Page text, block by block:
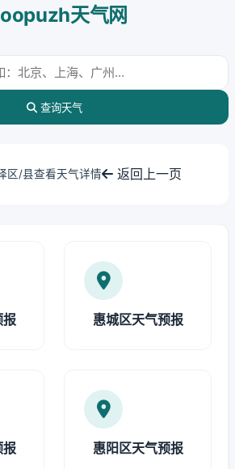
oopuzh天气网
查询天气
区/县查看天气详情 返回上一页
报 惠城区天气预报
报 惠阳区天气预报